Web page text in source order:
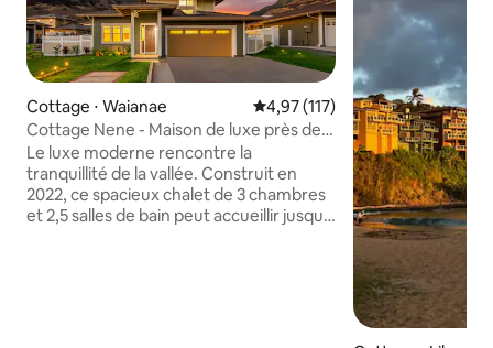
Cottage ⋅ Waianae Évaluation moyenne sur la
4,97 (117)
Cottage Nene - Maison de luxe près des
plages et des montagnes
Le luxe moderne rencontre la
tranquillité de la vallée. Construit en
2022, ce spacieux chalet de 3 chambres
et 2,5 salles de bain peut accueillir jusqu'à